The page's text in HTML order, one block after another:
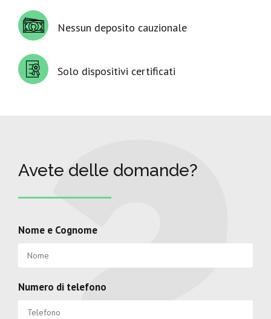
Nessun deposito cauzionale
Solo dispositivi certificati
Avete delle domande?
Nome e Cognome
Numero di telefono